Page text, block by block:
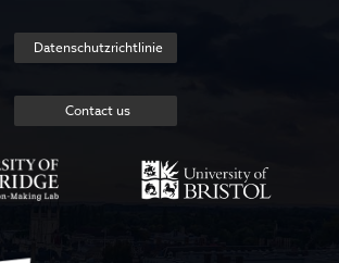
Datenschutzrichtlinie
Contact us